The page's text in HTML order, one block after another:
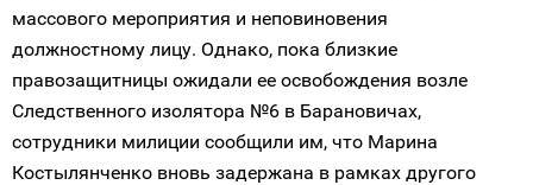
массового мероприятия и неповиновения
должностному лицу. Однако, пока близкие
правозащитницы ожидали ее освобождения возле
Следственного изолятора №6 в Барановичах,
сотрудники милиции сообщили им, что Марина
Костылянченко вновь задержана в рамках другого